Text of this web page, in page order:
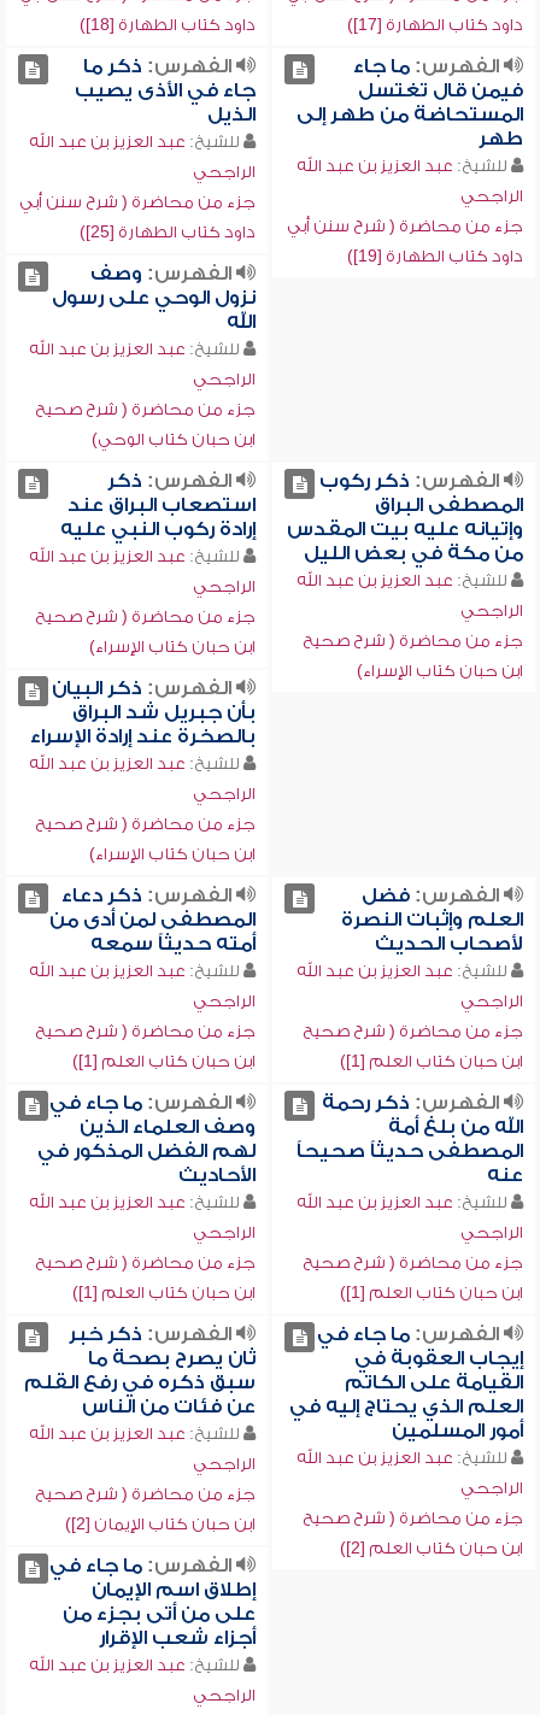
داود كتاب الطهارة [17])
داود كتاب الطهارة [18])
الفهرس:ما جاء
فيمن قال تغتسل
المستحاضة من طهر إلى
طهر
للشيخ: عبد العزيز بن عبد الله
الراجحي
جزء من محاضرة ( شرح سنن أبي
داود كتاب الطهارة [19])
الفهرس: ذكر ما
جاء في الأذى يصيب
الذيل
للشيخ: عبد العزيز بن عبد الله
الراجحي
جزء من محاضرة ( شرح سنن أبي
داود كتاب الطهارة [25])
الفهرس: وصف
نزول الوحي على رسول
الله
للشيخ: عبد العزيز بن عبد الله
الراجحي
جزء من محاضرة ( شرح صحيح
ابن حبان كتاب الوحي)
الفهرس: ذكر ركوب
المصطفى البراق
وإتيانه عليه بيت المقدس
من مكة في بعض الليل
للشيخ: عبد العزيز بن عبد الله
الراجحي
جزء من محاضرة ( شرح صحيح
ابن حبان كتاب الإسراء)
الفهرس: ذكر
استصعاب البراق عند
إرادة ركوب النبي عليه
للشيخ: عبد العزيز بن عبد الله
الراجحي
جزء من محاضرة ( شرح صحيح
ابن حبان كتاب الإسراء)
الفهرس: ذكر البيان
بأن جبريل شد البراق
بالصخرة عند إرادة الإسراء
للشيخ: عبد العزيز بن عبد الله
الراجحي
جزء من محاضرة ( شرح صحيح
ابن حبان كتاب الإسراء)
الفهرس:فضل
العلم وإثبات النصرة
لأصحاب الحديث
للشيخ: عبد العزيز بن عبد الله
الراجحي
جزء من محاضرة ( شرح صحيح
ابن حبان كتاب العلم [1])
الفهرس: ذكر دعاء
المصطفى لمن أدى من
أمته حديثاً سمعه
للشيخ: عبد العزيز بن عبد الله
الراجحي
جزء من محاضرة ( شرح صحيح
ابن حبان كتاب العلم [1])
الفهرس: ذكر رحمة
الله من بلغ أمة
المصطفى حديثاً صحيحاً
عنه
للشيخ: عبد العزيز بن عبد الله
الراجحي
جزء من محاضرة ( شرح صحيح
ابن حبان كتاب العلم [1])
الفهرس:ما جاء في
وصف العلماء الذين
لهم الفضل المذكور في
الأحاديث
للشيخ: عبد العزيز بن عبد الله
الراجحي
جزء من محاضرة ( شرح صحيح
ابن حبان كتاب العلم [1])
الفهرس:ما جاء في
إيجاب العقوبة في
القيامة على الكاتم
العلم الذي يحتاج إليه في
أمور المسلمين
للشيخ: عبد العزيز بن عبد الله
الراجحي
جزء من محاضرة ( شرح صحيح
ابن حبان كتاب العلم [2])
الفهرس: ذكر خبر
ثان يصرح بصحة ما
سبق ذكره في رفع القلم
عن فئات من الناس
للشيخ: عبد العزيز بن عبد الله
الراجحي
جزء من محاضرة ( شرح صحيح
ابن حبان كتاب الإيمان [2])
الفهرس:ما جاء في
إطلاق اسم الإيمان
على من أتى بجزء من
أجزاء شعب الإقرار
للشيخ: عبد العزيز بن عبد الله
الراجحي